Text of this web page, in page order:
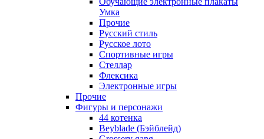
Умка
Прочие
Русский стиль
Русское лото
Спортивные игры
Стеллар
Флексика
Электронные игры
Прочие
Фигуры и персонажи
44 котенка
Beyblade (Бэйблейд)